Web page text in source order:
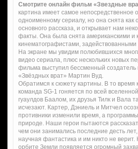
Смотрите онлайн фильм «Звездные
картина имеет самое непосредственное
одноименному сериалу, но она снята как
основного рассказа, и открывает нам
факты. Она была снята американскими и
кинематографистами,
На экране мы увидим полюбившихся
видео сериала, плюс нескольких новых
фильма выступил бессменный создатель
«Звёздных врат» Мартин Вуд.
Обратимся к сюжету картины. В то время
команда SG-1 гоняется по всей
гуаулдов Баалом, их друзья Тилк и Вала
исчезают. Картер, Дэниель и Митчел
противники изменили время, а
природе. Наши герои пытаются
чем они занимались последние десть лет,
научная фантастика и им никто не
орбите Земли появляется огромный